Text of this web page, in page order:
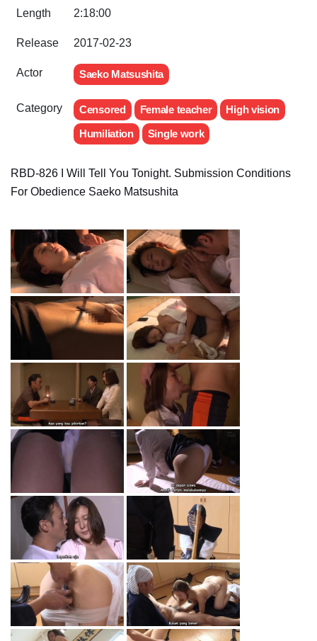
Length 2:18:00
Release 2017-02-23
Actor Saeko Matsushita
Category Censored Female teacher
High vision
Humiliation
Single work
RBD-826 I Will Tell You Tonight. Submission Conditions
For Obedience Saeko Matsushita